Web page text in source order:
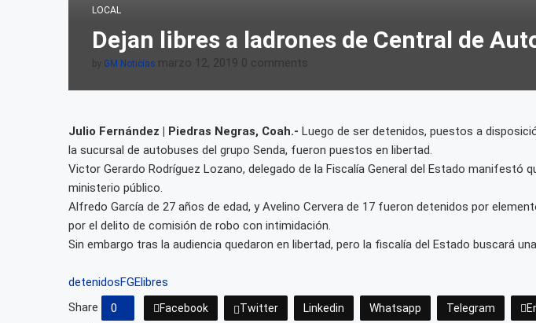
LOCAL
Dejan libres a ladrones de Central de
by GM Noticias marzo 12, 2019 0 comments
Julio Fernández | Piedras Negras, Coah.- Luego de ser detenidos, puestos a
la sucursal de autobuses del grupo Senda, fueron puestos en libertad.
Victor Gerardo Rodríguez Lozano, delegado de la Fiscalía General del Estado
ministerio público.
Alfredo García de 27 años de edad, y Avelino Cervera de 17 fueron detenidos por
por el delito de comisión de robo con intimidación.
Sin embargo tras la audiencia quedaron en libertad, pero la fiscalía del Estado buscará
detenidosFGElibres
Share
0 Facebook Twitter Linkedin Whatsapp Telegram